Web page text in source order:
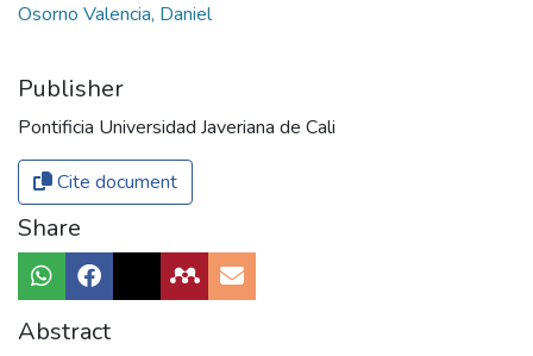
Osorno Valencia, Daniel
Publisher
Pontificia Universidad Javeriana de Cali
Cite document
Share
Abstract